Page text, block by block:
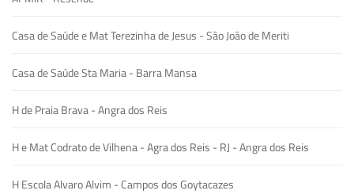
Casa de Saúde e Mat Terezinha de Jesus - São João de Meriti
Casa de Saúde Sta Maria - Barra Mansa
H de Praia Brava - Angra dos Reis
H e Mat Codrato de Vilhena - Agra dos Reis - RJ - Angra dos Reis
H Escola Alvaro Alvim - Campos dos Goytacazes